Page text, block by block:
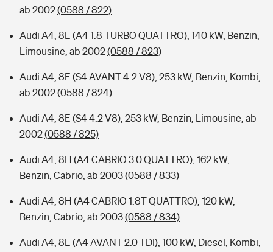
ab 2002(0588 / 822)
Audi A4, 8E (A4 1.8 TURBO QUATTRO), 140 kW, Benzin,
Limousine, ab 2002(0588 / 823)
Audi A4, 8E (S4 AVANT 4.2 V8), 253 kW, Benzin, Kombi,
ab 2002(0588 / 824)
Audi A4, 8E (S4 4.2 V8), 253 kW, Benzin, Limousine, ab
2002(0588 / 825)
Audi A4, 8H (A4 CABRIO 3.0 QUATTRO), 162 kW,
Benzin, Cabrio, ab 2003(0588 / 833)
Audi A4, 8H (A4 CABRIO 1.8T QUATTRO), 120 kW,
Benzin, Cabrio, ab 2003(0588 / 834)
Audi A4, 8E (A4 AVANT 2.0 TDI), 100 kW, Diesel, Kombi,